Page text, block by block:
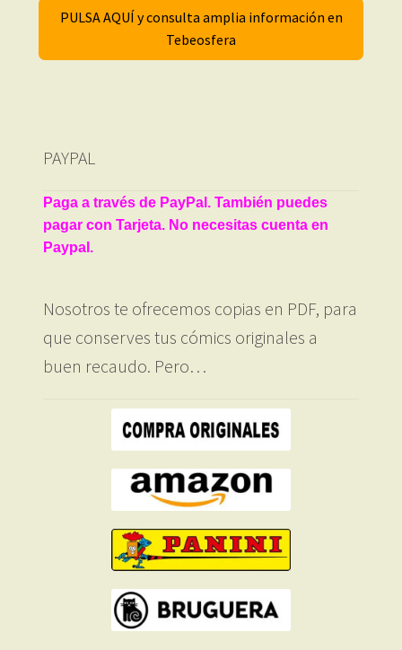
PULSA AQUÍ y consulta amplia información en
Tebeosfera
PAYPAL
Paga a través de PayPal. También puedes
pagar con Tarjeta. No necesitas cuenta en
Paypal.
Nosotros te ofrecemos copias en PDF, para
que conserves tus cómics originales a
buen recaudo. Pero…